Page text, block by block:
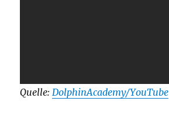
Quelle: DolphinAcademy/YouTube